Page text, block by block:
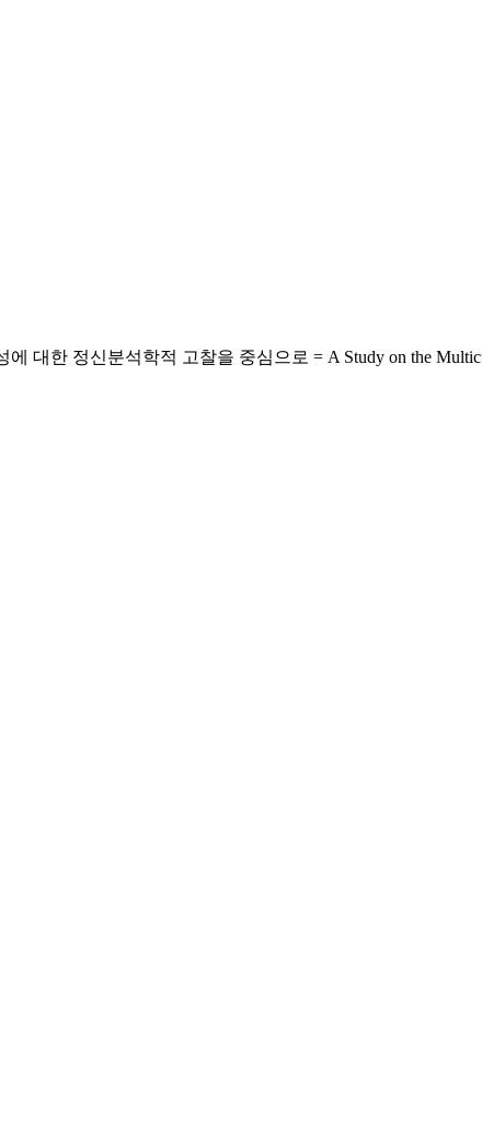
한 정신분석학적 고찰을 중심으로 = A Study on the